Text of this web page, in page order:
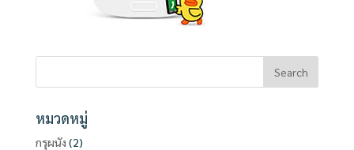
หมวดหมู่
กรุผนัง (2)